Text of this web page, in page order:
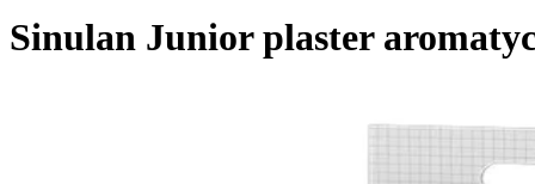
Sinulan Junior plaster